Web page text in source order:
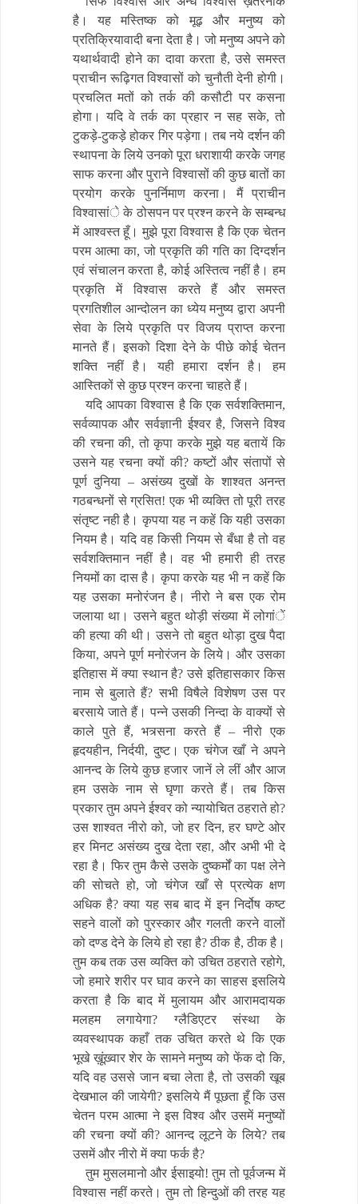
है। यह मस्तिष्क को मूढ़ और मनुष्य को
प्रतिक्रियावादी बना देता है। जो मनुष्य अपने को
यथार्थवादी होने का दावा करता है, उसे समस्त
प्राचीन रूढ़िगत विश्वासों को चुनौती देनी होगी।
प्रचलित मतों को तर्क की कसौटी पर कसना
होगा। यदि वे तर्क का प्रहार न सह सके, तो
टुकड़े-टुकड़े होकर गिर पड़ेगा। तब नये दर्शन की
स्थापना के लिये उनको पूरा धराशायी करकेे जगह
साफ करना और पुराने विश्वासों की कुछ बातों का
प्रयोग करके पुनर्निमाण करना। मैं प्राचीन
विश्वासांे के ठोसपन पर प्रश्न करने के सम्बन्ध
में आश्वस्त हूँ। मुझे पूरा विश्वास है कि एक चेतन
परम आत्मा का, जो प्रकृति की गति का दिग्दर्शन
एवं संचालन करता है, कोई अस्तित्व नहीं है। हम
प्रकृति में विश्वास करते हैं और समस्त
प्रगतिशील आन्दोलन का ध्येय मनुष्य द्वारा अपनी
सेवा के लिये प्रकृति पर विजय प्राप्त करना
मानते हैं। इसको दिशा देने के पीछे कोई चेतन
शक्ति नहीं है। यही हमारा दर्शन है। हम
आस्तिकों से कुछ प्रश्न करना चाहते हैं।
यदि आपका विश्वास है कि एक सर्वशक्तिमान,
सर्वव्यापक और सर्वज्ञानी ईश्वर है, जिसने विश्व
की रचना की, तो कृपा करके मुझे यह बतायें कि
उसने यह रचना क्यों की? कष्टों और संतापों से
पूर्ण दुनिया – असंख्य दुखों के शाश्वत अनन्त
गठबन्धनों से ग्रसित! एक भी व्यक्ति तो पूरी तरह
संतृष्ट नही है। कृपया यह न कहें कि यही उसका
नियम है। यदि वह किसी नियम से बँधा है तो वह
सर्वशक्तिमान नहीं है। वह भी हमारी ही तरह
नियमों का दास है। कृपा करके यह भी न कहें कि
यह उसका मनोरंजन है। नीरो ने बस एक रोम
जलाया था। उसने बहुत थोड़ी संख्या में लोगांें
की हत्या की थी। उसने तो बहुत थोड़ा दुख पैदा
किया, अपने पूर्ण मनोरंजन के लिये। और उसका
इतिहास में क्या स्थान है? उसे इतिहासकार किस
नाम से बुलाते हैं? सभी विषैले विशेषण उस पर
बरसाये जाते हैं। पन्ने उसकी निन्दा के वाक्यों से
काले पुते हैं, भत्र्सना करते हैं – नीरो एक
हृदयहीन, निर्दयी, दुष्ट। एक चंगेज खाँ ने अपने
आनन्द के लिये कुछ हजार जानें ले लीं और आज
हम उसके नाम से घृणा करते हैं। तब किस
प्रकार तुम अपने ईश्वर को न्यायोचित ठहराते हो?
उस शाश्वत नीरो को, जो हर दिन, हर घण्टे ओर
हर मिनट असंख्य दुख देता रहा, और अभी भी दे
रहा है। फिर तुम कैसे उसके दुष्कर्मों का पक्ष लेने
की सोचते हो, जो चंगेज खाँ से प्रत्येक क्षण
अधिक है? क्या यह सब बाद में इन निर्दोष कष्ट
सहने वालों को पुरस्कार और गलती करने वालों
को दण्ड देने के लिये हो रहा है? ठीक है, ठीक है।
तुम कब तक उस व्यक्ति को उचित ठहराते रहोगे,
जो हमारे शरीर पर घाव करने का साहस इसलिये
करता है कि बाद में मुलायम और आरामदायक
मलहम लगायेगा? ग्लैडिएटर संस्था के
व्यवस्थापक कहाँ तक उचित करते थे कि एक
भूखे ख़ूंख़्वार शेर के सामने मनुष्य को फेंक दो कि,
यदि वह उससे जान बचा लेता है, तो उसकी खूब
देखभाल की जायेगी? इसलिये मैं पूछता हूँ कि उस
चेतन परम आत्मा ने इस विश्व और उसमें मनुष्यों
की रचना क्यों की? आनन्द लूटने के लिये? तब
उसमें और नीरो में क्या फर्क है?
तुम मुसलमानो और ईसाइयो! तुम तो पूर्वजन्म में
विश्वास नहीं करते। तुम तो हिन्दुओं की तरह यह